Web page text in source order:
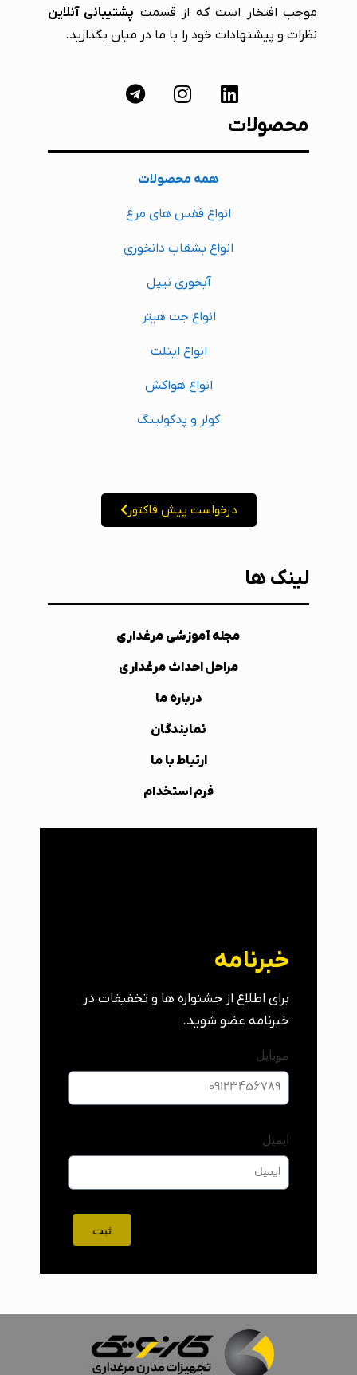
موجب افتخار است که از قسمت پشتیبانی آنلاین
نظرات و پیشنهادات خود را با ما در میان بگذارید.
محصولات
همه محصولات
انواع قفس های مرغ
انواع بشقاب دانخوری
آبخوری نیپل
انواع جت هیتر
انواع اینلت
انواع هواکش
کولر و پدکولینگ
درخواست پیش فاکتور
لینک ها
مجله آموزشی مرغداری
مراحل احداث مرغداری
درباره ما
نمایندگان
ارتباط با ما
فرم استخدام
خبرنامه
برای اطلاع از جشنواره ها و تخفیفات در
خبرنامه عضو شوید.
موبایل
ایمیل
ثبت